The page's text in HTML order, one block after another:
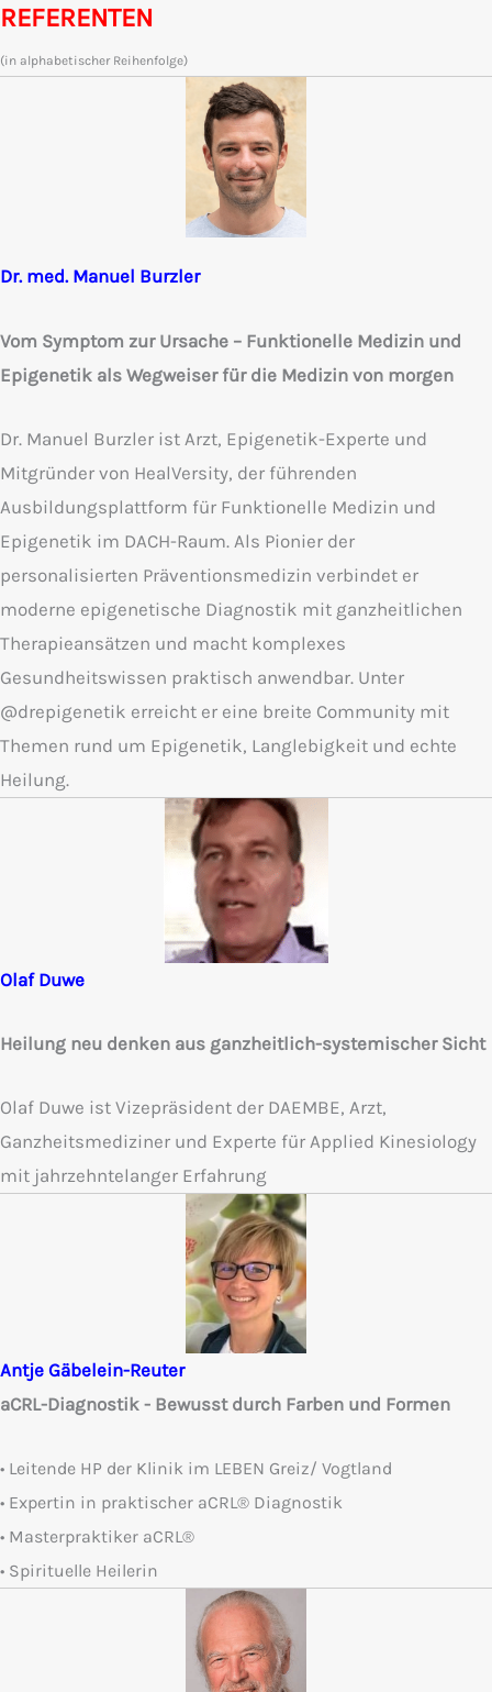
REFERENTEN
(in alphabetischer Reihenfolge)
Dr. med. Manuel Burzler
Vom Symptom zur Ursache – Funktionelle Medizin und
Epigenetik als Wegweiser für die Medizin von morgen
Dr. Manuel Burzler ist Arzt, Epigenetik-Experte und
Mitgründer von HealVersity, der führenden
Ausbildungsplattform für Funktionelle Medizin und
Epigenetik im DACH-Raum. Als Pionier der
personalisierten Präventionsmedizin verbindet er
moderne epigenetische Diagnostik mit ganzheitlichen
Therapieansätzen und macht komplexes
Gesundheitswissen praktisch anwendbar. Unter
@drepigenetik erreicht er eine breite Community mit
Themen rund um Epigenetik, Langlebigkeit und echte
Heilung.
Olaf Duwe
Heilung neu denken aus ganzheitlich-systemischer Sicht
Olaf Duwe ist Vizepräsident der DAEMBE, Arzt,
Ganzheitsmediziner und Experte für Applied Kinesiology
mit jahrzehntelanger Erfahrung
Antje Gäbelein-Reuter
aCRL-Diagnostik - Bewusst durch Farben und Formen
• Leitende HP der Klinik im LEBEN Greiz/ Vogtland
• Expertin in praktischer aCRL® Diagnostik
• Masterpraktiker aCRL®
• Spirituelle Heilerin